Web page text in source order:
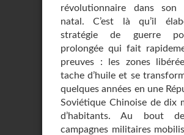
révolutionnaire dans son
natal. C’est là qu’il
stratégie de guerre
prolongée qui fait
preuves : les zones
tache d’huile et se
quelques années en une
Soviétique Chinoise de dix
d’habitants. Au bout
campagnes militaires